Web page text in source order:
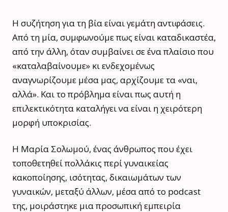
Η συζήτηση για τη βία είναι γεμάτη αντιφάσεις.
Από τη μία, συμφωνούμε πως είναι καταδικαστέα,
από την άλλη, όταν συμβαίνει σε ένα πλαίσιο που
«καταλαβαίνουμε» κι ενδεχομένως
αναγνωρίζουμε μέσα μας, αρχίζουμε τα «ναι,
αλλά». Και το πρόβλημα είναι πως αυτή η
επιλεκτικότητα καταλήγει να είναι η χειρότερη
μορφή υποκρισίας.
Η Μαρία Σολωμού, ένας άνθρωπος που έχει
τοποθετηθεί πολλάκις περί γυναικείας
κακοποίησης, ισότητας, δικαιωμάτων των
γυναικών, μεταξύ άλλων, μέσα από το podcast
της, μοιράστηκε μια προσωπική εμπειρία